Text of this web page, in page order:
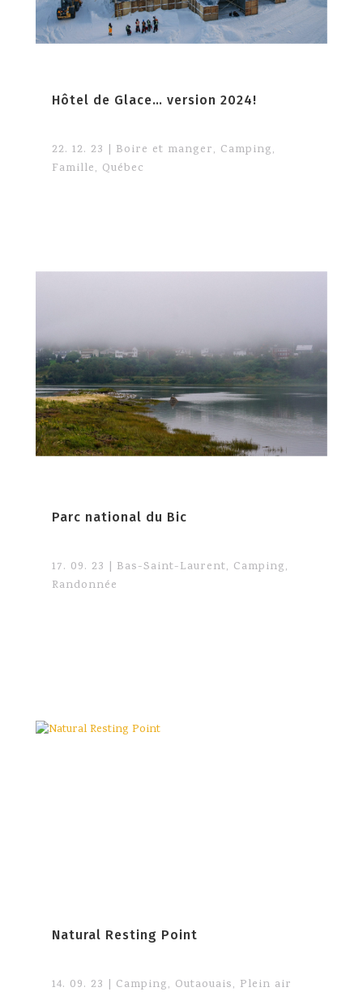
Hôtel de Glace… version 2024!
22. 12. 23 | Boire et manger, Camping,
Famille, Québec
Parc national du Bic
17. 09. 23 | Bas-Saint-Laurent, Camping,
Randonnée
Natural Resting Point
14. 09. 23 | Camping, Outaouais, Plein air